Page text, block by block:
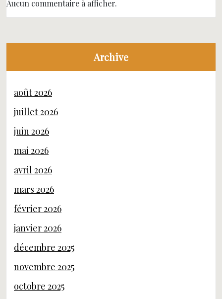
Aucun commentaire à afficher.
Archive
août 2026
juillet 2026
juin 2026
mai 2026
avril 2026
mars 2026
février 2026
janvier 2026
décembre 2025
novembre 2025
octobre 2025